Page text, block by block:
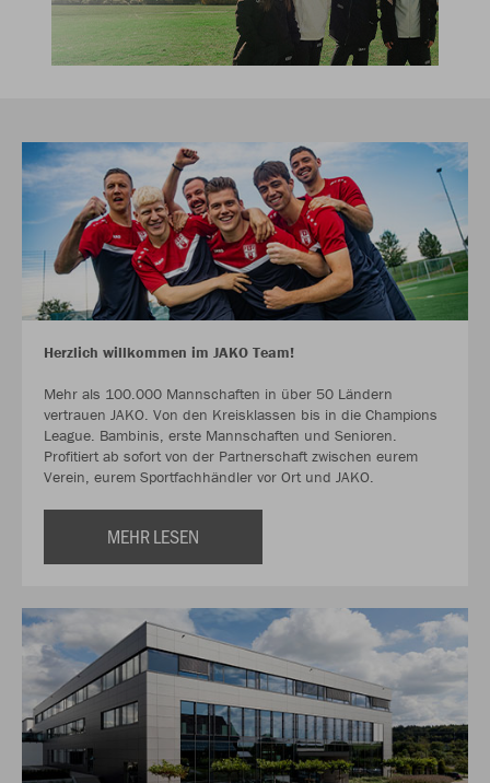
Herzlich willkommen im JAKO Team!
Mehr als 100.000 Mannschaften in über 50 Ländern
vertrauen JAKO. Von den Kreisklassen bis in die Champions
League. Bambinis, erste Mannschaften und Senioren.
Profitiert ab sofort von der Partnerschaft zwischen eurem
Verein, eurem Sportfachhändler vor Ort und JAKO.
MEHR LESEN